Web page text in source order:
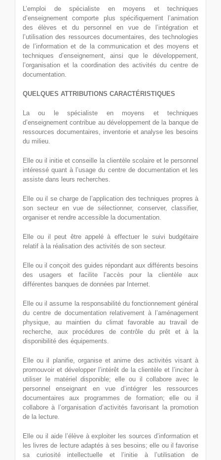
L’emploi de spécialiste en moyens et techniques
d’enseignement comporte plus spécifiquement l’animation
des élèves et du personnel en vue de l’intégration et
l’utilisation des ressources documentaires, des technologies
de l’information et de la communication et des moyens et
techniques d’enseignement, ainsi que le développement,
l’organisation et la coordination des activités du centre de
documentation.
QUELQUES ATTRIBUTIONS CARACTÉRISTIQUES
La ou le spécialiste en moyens et techniques
d’enseignement contribue au développement de la banque de
ressources documentaires, inventorie et analyse les besoins
du milieu.
Elle ou il initie et conseille la clientèle scolaire et le personnel
intéressé quant à l’usage du centre de documentation et les
assiste dans leurs recherches.
Elle ou il se charge de l’application des techniques propres à
son secteur en vue de sélectionner, conserver, classifier,
organiser et rendre accessible la documentation.
Elle ou il peut être appelé à effectuer le suivi budgétaire
relatif à la réalisation des activités de son secteur.
Elle ou il conçoit des guides répondant aux différents besoins
des usagers et facilite l’accès pour la clientèle aux
différentes banques de données par Internet.
Elle ou il assume la responsabilité du fonctionnement général
du centre de documentation relativement à l’aménagement
physique, au maintien du climat favorable au travail de
recherche, aux procédures de contrôle du prêt et à la
disponibilité des équipements.
Elle ou il planifie, organise et anime des activités visant à
promouvoir et développer l’intérêt de la clientèle et l’inciter à
utiliser le matériel disponible; elle ou il collabore avec le
personnel enseignant en vue d’intégrer les ressources
documentaires aux programmes de formation; elle ou il
collabore à l’organisation d’activités favorisant la promotion
de la lecture.
Elle ou il aide l’élève à exploiter les sources d’information et
les livres de lecture adaptés à ses besoins; elle ou il favorise
sa curiosité intellectuelle et l’initie à l’utilisation de